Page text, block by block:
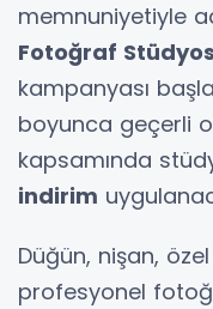
memnuniyetiyle
Fotoğraf
kampanyası
boyunca geçerli
kapsamında
indirim
Düğün, nişan,
profesyonel